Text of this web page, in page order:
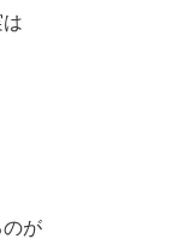
が